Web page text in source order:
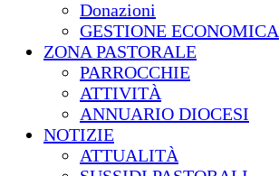
Donazioni
GESTIONE ECONOMICA
ZONA PASTORALE
PARROCCHIE
ATTIVITÀ
ANNUARIO DIOCESI
NOTIZIE
ATTUALITÀ